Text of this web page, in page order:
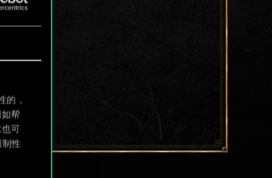
的，
帮
可
性